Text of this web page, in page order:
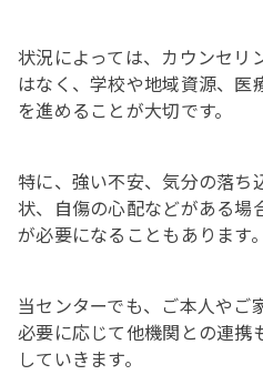
状況によっては、カウンセリ
はなく、学校や地域資源、医
を進めることが大切です。
特に、強い不安、気分の落ち
状、自傷の心配などがある場
が必要になることもあります。
当センターでも、ご本人やご
必要に応じて他機関との連携
していきます。